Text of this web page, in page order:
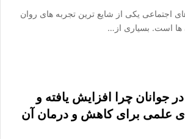
اجتماعی یکی از شایع ترین تجربه های روان
ها است. بسیاری از…
جوانان چرا افزایش یافته و
علمی برای کاهش و درمان آن